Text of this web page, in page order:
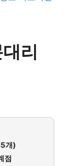
리
개)
점